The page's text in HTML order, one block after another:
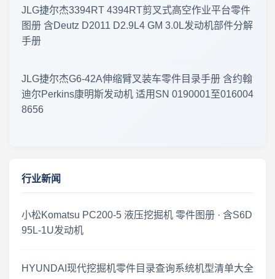
工程机械零件图册更新 · 2026年7月29日
工程机械零件图册更新 · 2026年7月26日
2026年7月26日 零件图册 · 维修手册 · 最新更新
2026年7月20日 工程机械资料库 · 零件图册更新
工程机械资料库 · 零件图册维修手册更新 2026.07.18
JLG捷尔杰3394RT 4394RT剪叉式高空作业平台零件
图册 含Deutz D2011 D2.9L4 GM 3.0L发动机部件分解
手册
JLG捷尔杰G6-42A伸缩臂叉装车零件目录手册 含约翰
迪尔Perkins康明斯发动机 适用SN 0190001至016004
8656
行业新闻
小松Komatsu PC200-5 液压挖掘机 零件图册 · 含S6D
95L-1U发动机
HYUNDAI现代挖掘机零件目录查询系统机型清单大全